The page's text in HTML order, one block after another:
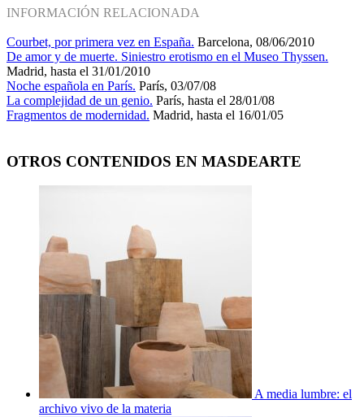
INFORMACIÓN RELACIONADA
Courbet, por primera vez en España. Barcelona, 08/06/2010
De amor y de muerte. Siniestro erotismo en el Museo Thyssen.
Madrid, hasta el 31/01/2010
Noche española en París. París, 03/07/08
La complejidad de un genio. París, hasta el 28/01/08
Fragmentos de modernidad. Madrid, hasta el 16/01/05
OTROS CONTENIDOS EN MASDEARTE
A media lumbre: el
archivo vivo de la materia